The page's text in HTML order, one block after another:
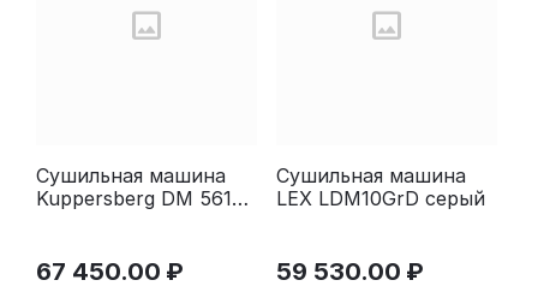
Сушильная машина
Kuppersberg DM 561
67 450.00 ₽
Сушильная машина
LEX LDM10GrD серый
59 530.00 ₽